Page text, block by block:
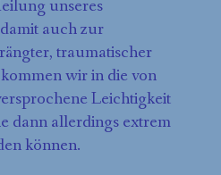
unseres
auch zur
traumatischer
wir in die von
Leichtigkeit
dann allerdings extrem
können.